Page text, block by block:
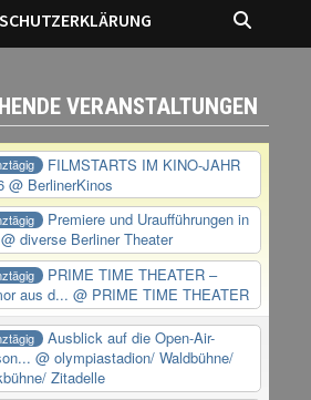
VERANSTALTUNGEN
FILMSTARTS IM KINO-JAHR
@ BerlinerKinos
Premiere und Uraufführungen in
@ diverse Berliner Theater
PRIME TIME THEATER –
aus d...@ PRIME TIME THEATER
Ausblick auf die Open-Air-
@ olympiastadion/ Waldbühne/
Zitadelle